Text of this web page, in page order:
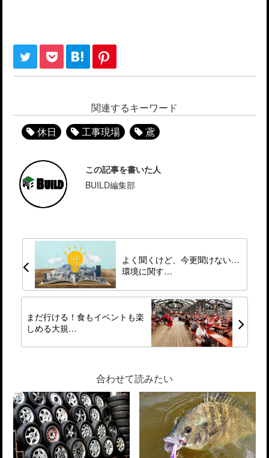
関連するキーワード
休日
工事現場 鳶
この記事を書いた人
BUILD編集部
よく聞くけど、今更聞けない…
環境に関す…
まだ行ける！食もイベントも楽
しめる大規…
合わせて読みたい